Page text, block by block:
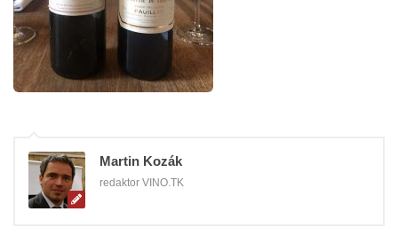
Martin Kozák
redaktor VINO.TK